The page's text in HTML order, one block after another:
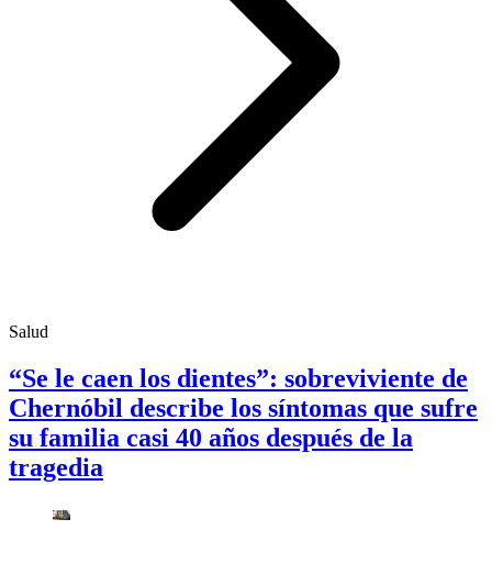
Salud
“Se le caen los dientes”: sobreviviente de
Chernóbil describe los síntomas que sufre
su familia casi 40 años después de la
tragedia